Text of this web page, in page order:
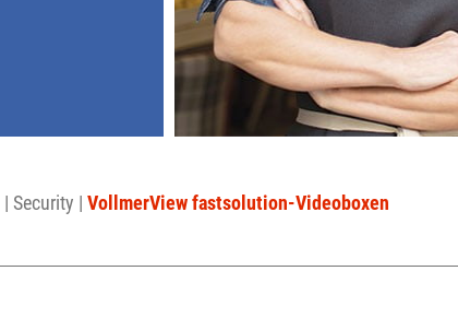
| Security | VollmerView fastsolution-Videoboxen